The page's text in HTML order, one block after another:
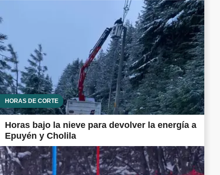
HORAS DE CORTE
Horas bajo la nieve para devolver la energía a
Epuyén y Cholila